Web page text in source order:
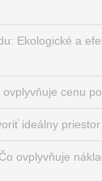
Ekologické a
cenu
ideálny
ovplyvňuje